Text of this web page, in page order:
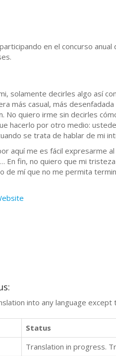
en el concurso
solamente decirles algo así
más casual, más
No quiero irme sin decirles
hacerlo por otro medio:
se trata de hablar de mi
me es fácil expresarme al
En fin, no quiero que mi
de mí que no me permita
into any language
Status
Translation in progress.